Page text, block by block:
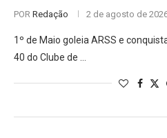
POR Redação 2 de agosto de
1º de Maio goleia ARSS e
40 do Clube de …